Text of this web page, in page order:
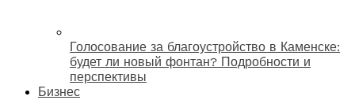
Голосование за благоустройство в Каменске:
будет ли новый фонтан? Подробности и
перспективы
Бизнес